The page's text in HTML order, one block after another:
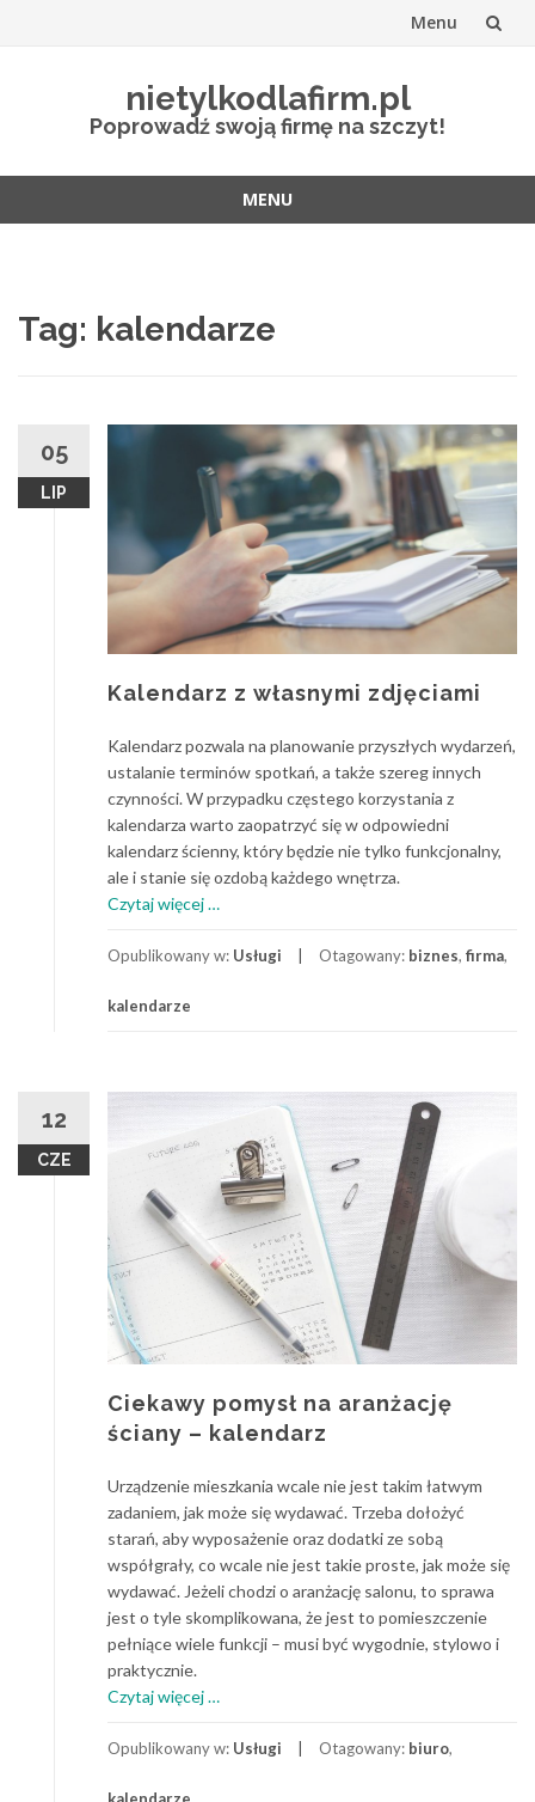
Menu
nietylkodlafirm.pl
Poprowadź swoją firmę na szczyt!
MENU
Tag: kalendarze
05
LIP
Kalendarz z własnymi zdjęciami
Kalendarz pozwala na planowanie przyszłych wydarzeń,
ustalanie terminów spotkań, a także szereg innych
czynności. W przypadku częstego korzystania z
kalendarza warto zaopatrzyć się w odpowiedni
kalendarz ścienny, który będzie nie tylko funkcjonalny,
ale i stanie się ozdobą każdego wnętrza.
Czytaj więcej
z
…
Opublikowany w: Usługi Otagowany: biznes, firma,
kalendarze
12
CZE
Ciekawy pomysł na aranżację
ściany – kalendarz
Urządzenie mieszkania wcale nie jest takim łatwym
zadaniem, jak może się wydawać. Trzeba dołożyć
starań, aby wyposażenie oraz dodatki ze sobą
współgrały, co wcale nie jest takie proste, jak może się
wydawać. Jeżeli chodzi o aranżację salonu, to sprawa
jest o tyle skomplikowana, że jest to pomieszczenie
pełniące wiele funkcji – musi być wygodnie, stylowo i
praktycznie.
Czytaj więcej
pomysł
…
Opublikowany w: Usługi Otagowany: biuro,